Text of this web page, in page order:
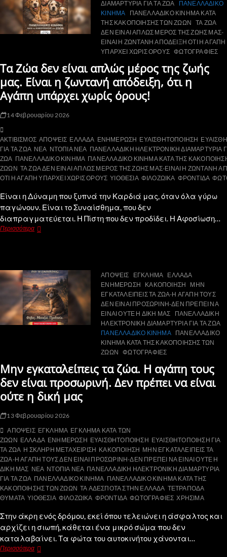
ΔΙΑΜΑΡΤΥΡΙΑ ΓΙΑ ΤΑ ΖΩΑ
ΠΑΝΕΛΛΑΔΙΚΟ
ΚΙΝΗΜΑ
ΠΑΝΕΛΛΑΔΙΚΟ ΚΙΝΗΜΑ ΚΑΤΑ
ΤΗΣ ΚΑΚΟΠΟΙΗΣΗΣ ΤΩΝ ΖΩΩΝ
ΤΑ ΖΩΑ
ΔΕΝ ΕΙΝΑΙ ΑΠΛΩΣ ΜΕΡΟΣ ΤΗΣ ΖΩΗΣ ΜΑΣ-
ΕΙΝΑΙ Η ΖΩΝΤΑΝΗ ΑΠΟΔΕΙΞΗ ΟΤΙ Η ΑΓΑΠΗ
ΥΠΑΡΧΕΙ ΧΩΡΙΣ ΟΡΟΥΣ ΦΩΤΟΓΡΑΦΙΕΣ
Τα Ζώα δεν είναι απλώς μέρος της ζωής
μας. Είναι η ζωντανή απόδειξη, ότι η
Αγάπη υπάρχει χωρίς όρους!
14 Φεβρουαρίου 2026
ΑΚΤΙΒΙΣΜΟΣ ΑΠΟΨΕΙΣ ΕΛΛΑΔΑ ΕΝΗΜΕΡΩΣΗ ΕΥΑΙΣΘΗΤΟΠΟΙΗΣΗ
ΓΙΑ ΤΑ ΖΩΑ ΝΕΑ ΝΤΟΠΙΑ ΝΕΑ ΠΑΝΕΛΛΑΔΙΚΗ ΗΛΕΚΤΡΟΝΙΚΗ ΔΙΑΜΑΡΤΥΡΙΑ
ΖΩΑ ΠΑΝΕΛΛΑΔΙΚΟ ΚΙΝΗΜΑ ΠΑΝΕΛΛΑΔΙΚΟ ΚΙΝΗΜΑ ΚΑΤΑ ΤΗΣ
ΖΩΩΝ ΤΑ ΖΩΑ ΔΕΝ ΕΙΝΑΙ ΑΠΛΩΣ ΜΕΡΟΣ ΤΗΣ ΖΩΗΣ ΜΑΣ-ΕΙΝΑΙ Η ΖΩΝΤΑΝΗ
ΟΤΙ Η ΑΓΑΠΗ ΥΠΑΡΧΕΙ ΧΩΡΙΣ ΟΡΟΥΣ ΥΙΟΘΕΣΙΑ ΦΙΛΟΖΩΙΚΑ ΦΡΟΝΤΙΔΑ
Είναι η Δύναμη που ξυπνά την Καρδιά μας, όταν όλα γύρω
παγώνουν. Είναι το Συναίσθημα, που δεν
διαπραγματεύεται. Η Πίστη που δεν προδίδει. Η Αφοσίωση…
Περισσότερα
ΑΠΟΨΕΙΣ ΕΓΚΛΗΜΑ ΕΛΛΑΔΑ
ΕΝΗΜΕΡΩΣΗ
ΚΑΚΟΠΟΙΗΣΗ
ΜΗΝ
ΕΓΚΑΤΑΛΕΙΠΕΙΣ ΤΑ ΖΩΑ-Η ΑΓΑΠΗ ΤΟΥΣ
ΔΕΝ ΕΙΝΑΙ ΠΡΟΣΩΡΙΝΗ-ΔΕΝ ΠΡΕΠΕΙ ΝΑ
ΕΙΝΑΙ ΟΥΤΕ Η ΔΙΚΗ ΜΑΣ
ΠΑΝΕΛΛΑΔΙΚΗ
ΗΛΕΚΤΡΟΝΙΚΗ ΔΙΑΜΑΡΤΥΡΙΑ ΓΙΑ ΤΑ ΖΩΑ
ΠΑΝΕΛΛΑΔΙΚΟ ΚΙΝΗΜΑ
ΠΑΝΕΛΛΑΔΙΚΟ
ΚΙΝΗΜΑ ΚΑΤΑ ΤΗΣ ΚΑΚΟΠΟΙΗΣΗΣ ΤΩΝ
ΖΩΩΝ
ΦΩΤΟΓΡΑΦΙΕΣ
Μην εγκαταλείπεις τα ζώα. Η αγάπη τους
δεν είναι προσωρινή. Δεν πρέπει να είναι
ούτε η δική μας
13 Φεβρουαρίου 2026
ΑΠΟΨΕΙΣ ΕΓΚΛΗΜΑ ΕΓΚΛΗΜΑ ΚΑΤΑ ΤΩΝ
ΖΩΩΝ ΕΛΛΑΔΑ ΕΝΗΜΕΡΩΣΗ ΕΥΑΙΣΘΗΤΟΠΟΙΗΣΗ ΕΥΑΙΣΘΗΤΟΠΟΙΗΣΗ ΓΙΑ
ΤΑ ΖΩΑ Η ΣΚΛΗΡΗ ΜΕΤΑΧΕΙΡΙΣΗ ΚΑΚΟΠΟΙΗΣΗ ΜΗΝ ΕΓΚΑΤΑΛΕΙΠΕΙΣ ΤΑ
ΖΩΑ-Η ΑΓΑΠΗ ΤΟΥΣ ΔΕΝ ΕΙΝΑΙ ΠΡΟΣΩΡΙΝΗ-ΔΕΝ ΠΡΕΠΕΙ ΝΑ ΕΙΝΑΙ ΟΥΤΕ Η
ΔΙΚΗ ΜΑΣ ΝΕΑ ΝΤΟΠΙΑ ΝΕΑ ΠΑΝΕΛΛΑΔΙΚΗ ΗΛΕΚΤΡΟΝΙΚΗ ΔΙΑΜΑΡΤΥΡΙΑ
ΓΙΑ ΤΑ ΖΩΑ ΠΑΝΕΛΛΑΔΙΚΟ ΚΙΝΗΜΑ ΠΑΝΕΛΛΑΔΙΚΟ ΚΙΝΗΜΑ ΚΑΤΑ ΤΗΣ
ΚΑΚΟΠΟΙΗΣΗΣ ΤΩΝ ΖΩΩΝ ΤΑ ΑΔΕΣΠΟΤΑ ΣΤΗΝ ΕΛΛΑΔΑ ΤΕΤΡΑΠΟΔΑ
ΘΥΜΑΤΑ ΥΙΟΘΕΣΙΑ ΦΙΛΟΖΩΙΚΑ ΦΡΟΝΤΙΔΑ ΦΩΤΟΓΡΑΦΙΕΣ ΧΡΗΣΙΜΑ
Στην άκρη ενός δρόμου, εκεί όπου τελειώνει η άσφαλτος και
αρχίζει η σιωπή, κάθεται ένα μικρό σώμα που δεν
καταλαβαίνει. Τα φώτα του αυτοκινήτου χάνονται…
Περισσότερα